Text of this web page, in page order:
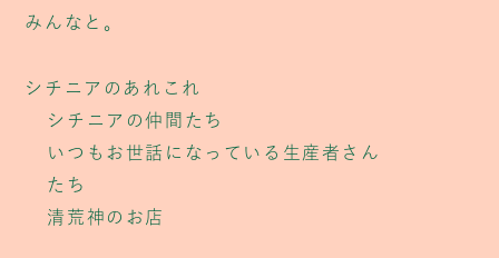
みんなと。
シチニアのあれこれ
シチニアの仲間たち
いつもお世話になっている生産者さん
たち
清荒神のお店